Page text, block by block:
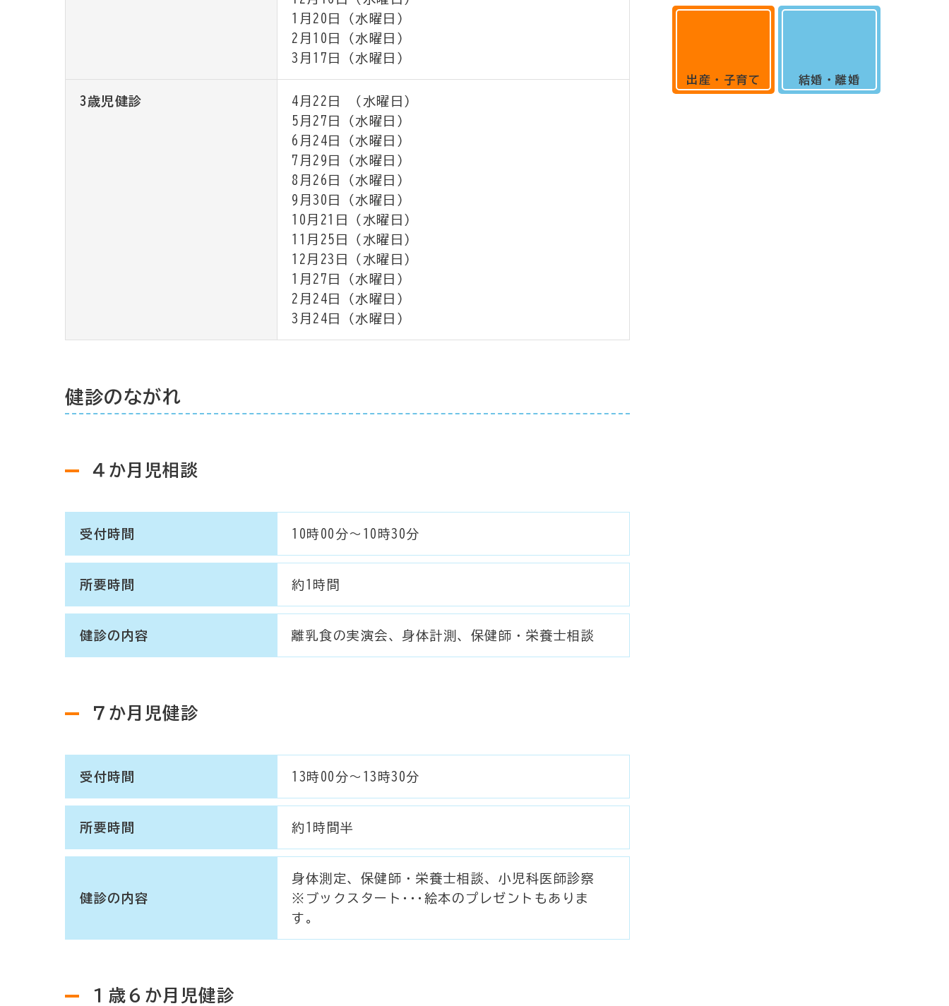
1月20日（水曜日）
2月10日（水曜日）
3月17日（水曜日）
3歳児健診
4月22日 （水曜日）
5月27日（水曜日）
6月24日（水曜日）
7月29日（水曜日）
8月26日（水曜日）
9月30日（水曜日）
10月21日（水曜日）
11月25日（水曜日）
12月23日（水曜日）
1月27日（水曜日）
2月24日（水曜日）
3月24日（水曜日）
健診のながれ
４か月児相談
受付時間 10時00分～10時30分
所要時間 約1時間
健診の内容 離乳食の実演会、身体計測、保健師・栄養士相談
７か月児健診
受付時間 13時00分～13時30分
所要時間 約1時間半
健診の内容
身体測定、保健師・栄養士相談、小児科医師診察
※ブックスタート･･･絵本のプレゼントもありま
す。
１歳６か月児健診
出産・子育て 結婚・離婚